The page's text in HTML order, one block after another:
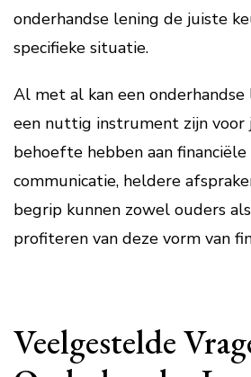
onderhandse lening de juiste
specifieke situatie.
Al met al kan een
een nuttig instrument zijn voor
behoefte hebben aan
communicatie, heldere
begrip kunnen zowel ouders
profiteren van deze vorm van
Veelgestelde